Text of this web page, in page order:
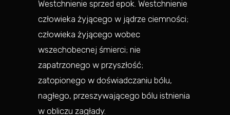
Westchnienie sprzed epok. Westchnienie
człowieka żyjącego w jądrze ciemności;
człowieka żyjącego wobec
wszechobecnej śmierci; nie
zapatrzonego w przyszłość;
zatopionego w doświadczaniu bólu,
nagłego, przeszywającego bólu istnienia
w obliczu zagłady.